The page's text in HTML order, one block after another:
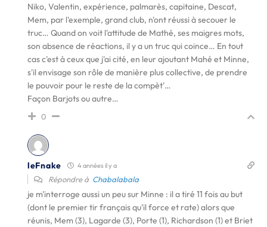
Niko, Valentin, expérience, palmarès, capitaine, Descat,
Mem, par l'exemple, grand club, n'ont réussi à secouer le
truc… Quand on voit l'attitude de Mathé, ses maigres mots,
son absence de réactions, il y a un truc qui coince… En tout
cas c'est à ceux que j'ai cité, en leur ajoutant Mahé et Minne,
s'il envisage son rôle de manière plus collective, de prendre
le pouvoir pour le reste de la compèt'…
Façon Barjots ou autre…
0
leFnake 4 années il y a
Répondre à Chabalabala
je m'interroge aussi un peu sur Minne : il a tiré 11 fois au but
(dont le premier tir français qu'il force et rate) alors que
réunis, Mem (3), Lagarde (3), Porte (1), Richardson (1) et Briet